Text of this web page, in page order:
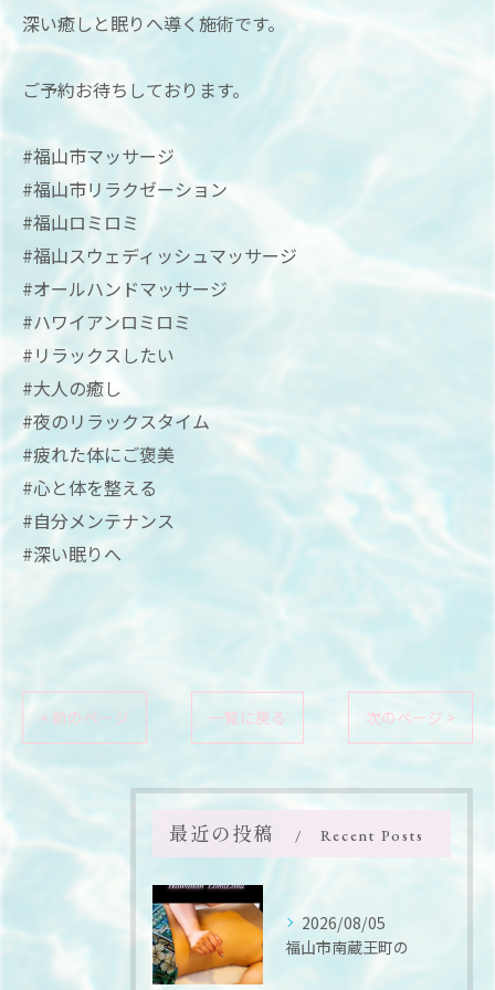
深い癒しと眠りへ導く施術です。
ご予約お待ちしております。
#福山市マッサージ
#福山市リラクゼーション
#福山ロミロミ
#福山スウェディッシュマッサージ
#オールハンドマッサージ
#ハワイアンロミロミ
#リラックスしたい
#大人の癒し
#夜のリラックスタイム
#疲れた体にご褒美
#心と体を整える
#自分メンテナンス
#深い眠りへ
< 前のページ 一覧に戻る 次のページ >
最近の投稿 Recent Posts
2026/08/05
福山市南蔵王町の